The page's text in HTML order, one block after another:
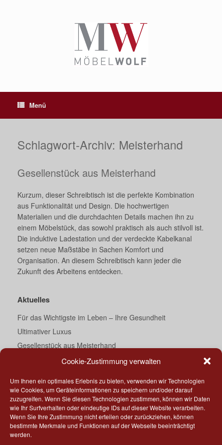
Cookie-Zustimmung verwalten
Um Ihnen ein optimales Erlebnis zu bieten, verwenden wir Technologien
wie Cookies, um Geräteinformationen zu speichern und/oder darauf
zuzugreifen. Wenn Sie diesen Technologien zustimmen, können wir Daten
wie Ihr Surfverhalten oder eindeutige IDs auf dieser Website verarbeiten.
Wenn Sie Ihre Zustimmung nicht erteilen oder zurückziehen, können
bestimmte Merkmale und Funktionen auf der Webseite beeinträchtigt
werden.
Menü
Schlagwort-Archiv: Meisterhand
Gesellenstück aus Meisterhand
Kurzum, dieser Schreibtisch ist die perfekte Kombination
aus Funktionalität und Design. Die hochwertigen
Materialien und die durchdachten Details machen ihn zu
einem Möbelstück, das sowohl praktisch als auch stilvoll ist.
Die induktive Ladestation und der verdeckte Kabelkanal
setzen neue Maßstäbe in Sachen Komfort und
Organisation. An diesem Schreibtisch kann jeder die
Zukunft des Arbeitens entdecken.
Aktuelles
Für das Wichtigste im Leben – Ihre Gesundheit
Ultimativer Luxus
Gesellenstück aus Meisterhand
Ein Traum von Bad
Küche meets Corian®
„Geschmackssache“
Ihr direkter Draht
Tiny kitchen – Part 2